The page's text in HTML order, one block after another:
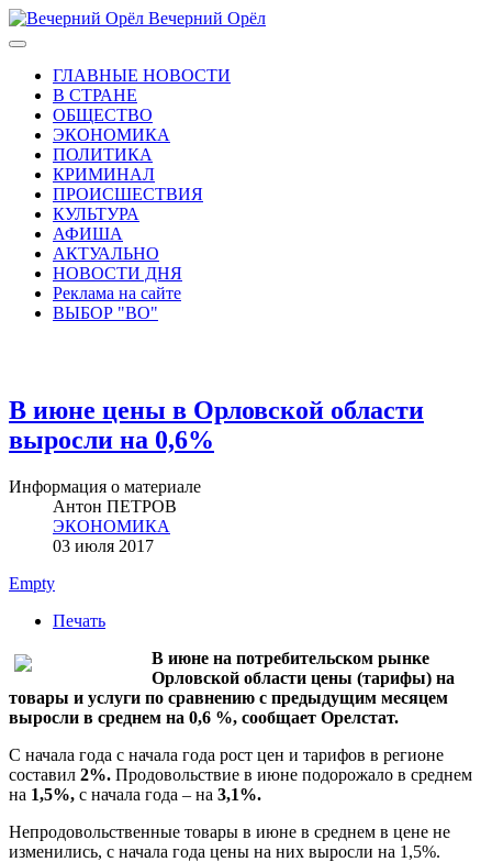
Вечерний Орёл
ГЛАВНЫЕ НОВОСТИ
В СТРАНЕ
ОБЩЕСТВО
ЭКОНОМИКА
ПОЛИТИКА
КРИМИНАЛ
ПРОИСШЕСТВИЯ
КУЛЬТУРА
АФИША
АКТУАЛЬНО
НОВОСТИ ДНЯ
Реклама на сайте
ВЫБОР "ВО"
В июне цены в Орловской области
выросли на 0,6%
Информация о материале
Антон ПЕТРОВ
ЭКОНОМИКА
03 июля 2017
Empty
Печать
В июне на потребительском рынке
Орловской области цены (тарифы) на
товары и услуги по сравнению с предыдущим месяцем
выросли в среднем на 0,6 %, сообщает Орелстат.
С начала года с начала года рост цен и тарифов в регионе
составил 2%. Продовольствие в июне подорожало в среднем
на 1,5%, с начала года – на 3,1%.
Непродовольственные товары в июне в среднем в цене не
изменились, с начала года цены на них выросли на 1,5%.